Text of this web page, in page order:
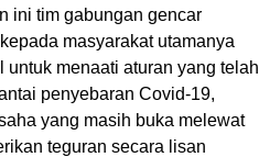
ini tim gabungan gencar
masyarakat utamanya
menaati aturan yang telah
penyebaran Covid-19,
yang masih buka melewat
teguran secara lisan